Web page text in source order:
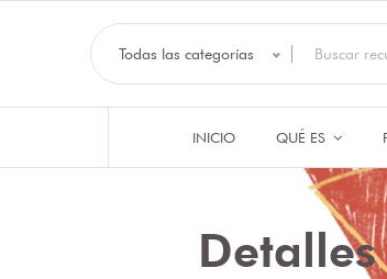
Todas las categorías
INICIO QUÉ ES